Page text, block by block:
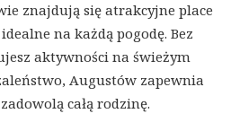
znajdują się atrakcyjne place
na każdą pogodę. Bez
aktywności na świeżym
Augustów zapewnia
całą rodzinę.